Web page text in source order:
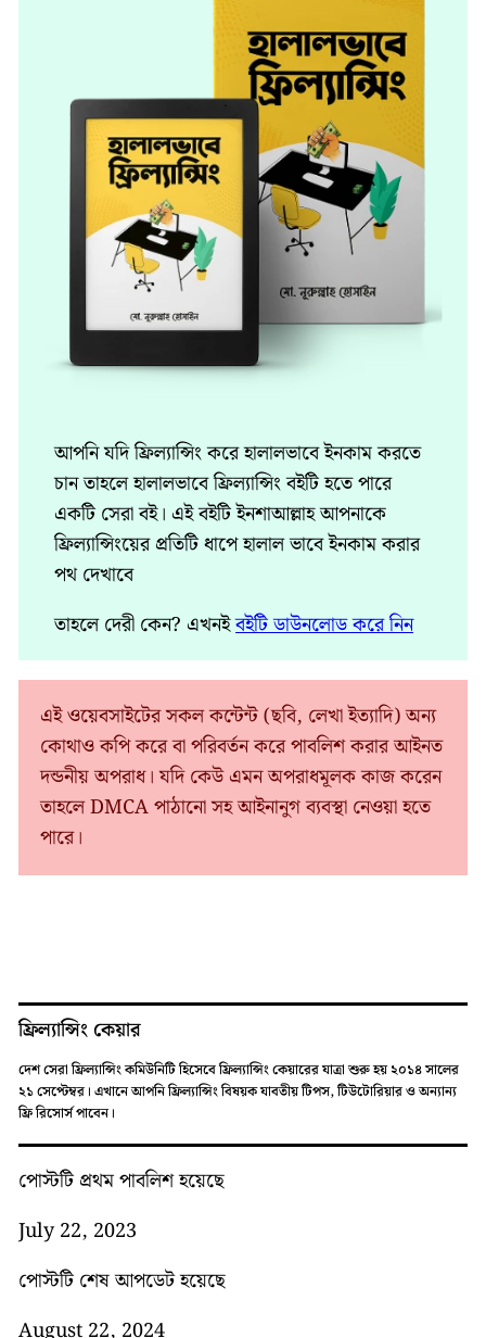
আপনি যদি ফ্রিল্যান্সিং করে হালালভাবে ইনকাম করতে
চান তাহলে হালালভাবে ফ্রিল্যান্সিং বইটি হতে পারে
একটি সেরা বই। এই বইটি ইনশাআল্লাহ আপনাকে
ফ্রিল্যান্সিংয়ের প্রতিটি ধাপে হালাল ভাবে ইনকাম করার
পথ দেখাবে
তাহলে দেরী কেন? এখনইবইটি ডাউনলোড করে নিন
এই ওয়েবসাইটের সকল কন্টেন্ট (ছবি, লেখা ইত্যাদি) অন্য
কোথাও কপি করে বা পরিবর্তন করে পাবলিশ করার আইনত
দন্ডনীয় অপরাধ। যদি কেউ এমন অপরাধমূলক কাজ করেন
তাহলে DMCA পাঠানো সহ আইনানুগ ব্যবস্থা নেওয়া হতে
পারে।
ফ্রিল্যান্সিং কেয়ার
দেশ সেরা ফ্রিল্যান্সিং কমিউনিটি হিসেবে ফ্রিল্যান্সিং কেয়ারের যাত্রা শুরু হয় ২০১৪ সালের
২১ সেপ্টেম্বর। এখানে আপনি ফ্রিল্যান্সিং বিষয়ক যাবতীয় টিপস, টিউটোরিয়ার ও অন্যান্য
ফ্রি রিসোর্স পাবেন।
পোস্টটি প্রথম পাবলিশ হয়েছে
July 22, 2023
পোস্টটি শেষ আপডেট হয়েছে
August 22, 2024